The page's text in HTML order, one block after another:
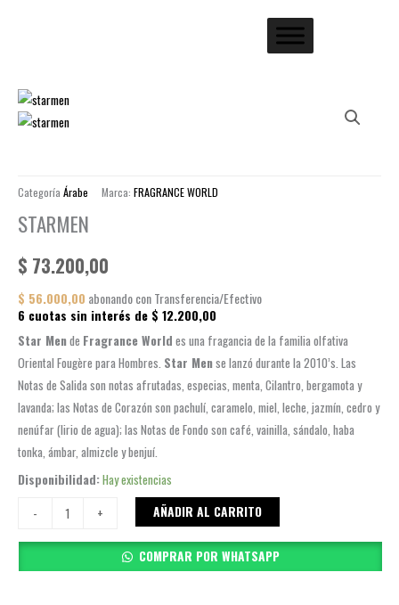
Categoría Árabe Marca: FRAGRANCE WORLD
STARMEN
$ 73.200,00
$ 56.000,00 abonando con Transferencia/Efectivo
6 cuotas sin interés de $ 12.200,00
Star Mende Fragrance World es una fragancia de la familia olfativa
Oriental Fougère para Hombres. Star Mense lanzó durante la 2010’s. Las
Notas de Salida son notas afrutadas, especias, menta, Cilantro, bergamota y
lavanda; las Notas de Corazón son pachulí, caramelo, miel, leche, jazmín, cedro y
nenúfar (lirio de agua); las Notas de Fondo son café, vainilla, sándalo, haba
tonka, ámbar, almizcle y benjuí.
Disponibilidad:Hay existencias
-
STARMEN
+ AÑADIR AL CARRITO
COMPRAR POR WHATSAPP